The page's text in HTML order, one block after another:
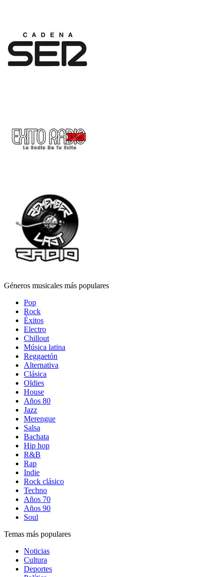
Géneros musicales más populares
Pop
Rock
Éxitos
Electro
Chillout
Música latina
Reggaetón
Alternativa
Clásica
Oldies
House
Años 80
Jazz
Merengue
Salsa
Bachata
Hip hop
R&B
Rap
Indie
Rock clásico
Techno
Años 70
Años 90
Soul
Temas más populares
Noticias
Cultura
Deportes